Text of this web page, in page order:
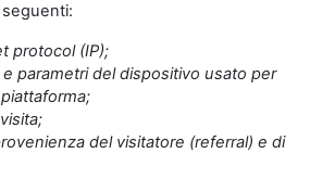
protocol (IP);
parametri del dispositivo usato per
del visitatore (referral) e di